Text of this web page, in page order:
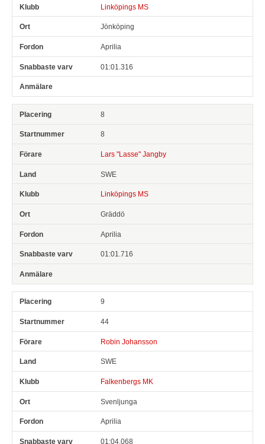
Linköpings MS
Jönköping
Aprilia
01:01.316
8
8
Lars "Lasse" Jangby
SWE
Linköpings MS
Gräddö
Aprilia
01:01.716
9
44
Robin Johansson
SWE
Falkenbergs MK
Svenljunga
Aprilia
01:04.068